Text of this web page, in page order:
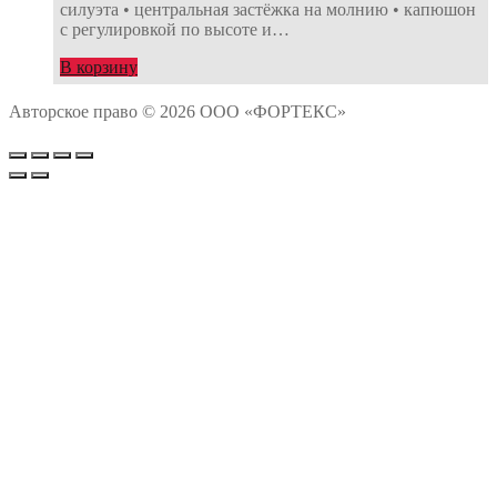
силуэта • центральная застёжка на молнию • капюшон
с регулировкой по высоте и…
В корзину
Авторское право © 2026 ООО «ФОРТЕКС»